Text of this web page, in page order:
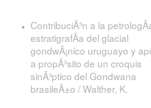
ContribuciÃ³n a la
estratigrafÃ­a del glacial
gondwÃ¡nico uruguayo y
a propÃ³sito de un croquis
sinÃ³ptico del Gondwana
brasileÃ±o / Walther, K.